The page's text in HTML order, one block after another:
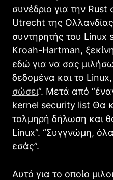
συνέδριο για την
Utrecht της
συντηρητής του Linux
Kroah-Hartman,
εδώ για να σας
δεδομένα και το Linux,
σώσει“. Μετά από
kernel security list Θα
τολμηρή δήλωση και
Linux”. “Συγγνώμη,
εσάς”.
Αυτό για το οποίο